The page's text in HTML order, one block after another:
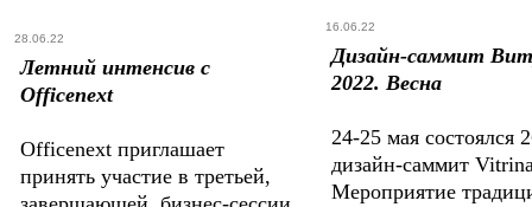
28.06.22
Летний интенсив с
Officenext
Officenext приглашает
принять участие в третьей,
16.06.22
Дизайн-саммит
2022. Весна
24-25 мая состоялся
дизайн-саммит
Мероприятие